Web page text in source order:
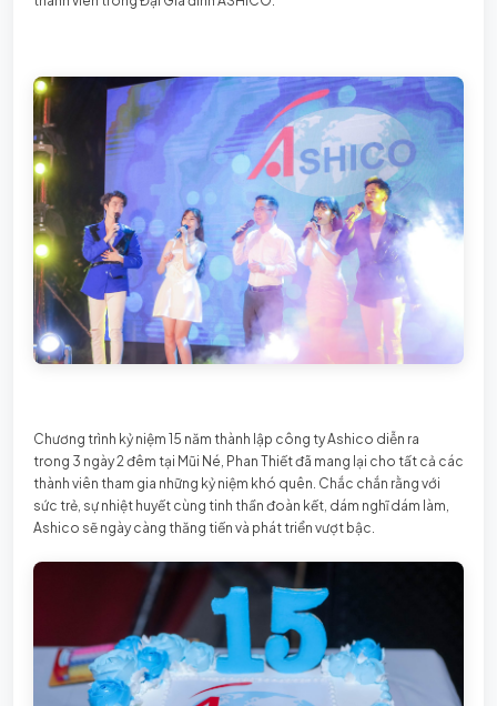
Chương trình kỷ niệm 15 năm thành lập công ty Ashico diễn ra
trong 3 ngày 2 đêm tại Mũi Né, Phan Thiết đã mang lại cho tất cả các
thành viên tham gia những kỷ niệm khó quên. Chắc chắn rằng với
sức trẻ, sự nhiệt huyết cùng tinh thần đoàn kết, dám nghĩ dám làm,
Ashico sẽ ngày càng thăng tiến và phát triển vượt bậc.